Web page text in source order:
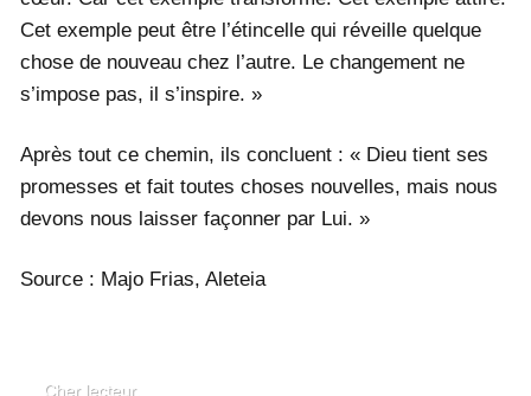
Cet exemple peut être l’étincelle qui réveille quelque
chose de nouveau chez l’autre. Le changement ne
s’impose pas, il s’inspire. »
Après tout ce chemin, ils concluent : « Dieu tient ses
promesses et fait toutes choses nouvelles, mais nous
devons nous laisser façonner par Lui. »
Source : Majo Frias, Aleteia
Cher lecteur,